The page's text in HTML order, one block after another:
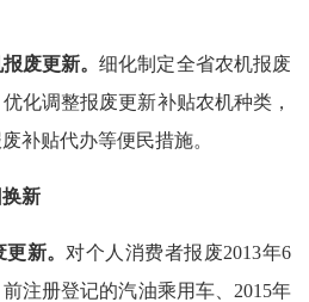
报废更新。细化制定全省农机报废
化调整报废更新补贴农机种类，
补贴代办等便民措施。
新
新。 对个人消费者报废2013年6
注册登记的汽油乘用车、2015年